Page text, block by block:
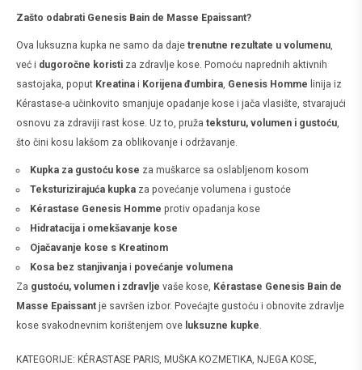
Zašto odabrati Genesis Bain de Masse Epaissant?
Ova luksuzna kupka ne samo da daje trenutne rezultate u volumenu,
već i dugoročne koristi za zdravlje kose. Pomoću naprednih aktivnih
sastojaka, poput Kreatina i Korijena đumbira, Genesis Homme linija iz
Kérastase-a učinkovito smanjuje opadanje kose i jača vlasište, stvarajući
osnovu za zdraviji rast kose. Uz to, pruža teksturu, volumen i gustoću,
što čini kosu lakšom za oblikovanje i održavanje.
Kupka za gustoću kose za muškarce sa oslabljenom kosom
Teksturizirajuća kupka za povećanje volumena i gustoće
Kérastase Genesis Homme protiv opadanja kose
Hidratacija i omekšavanje kose
Ojačavanje kose s Kreatinom
Kosa bez stanjivanja i povećanje volumena
Za gustoću, volumen i zdravlje vaše kose, Kérastase Genesis Bain de
Masse Epaissant je savršen izbor. Povećajte gustoću i obnovite zdravlje
kose svakodnevnim korištenjem ove luksuzne kupke.
KATEGORIJE: KÉRASTASE PARIS, MUŠKA KOZMETIKA, NJEGA KOSE,